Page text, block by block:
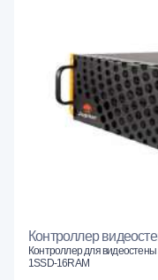
Контроллер
Контроллер для
1SSD-16RAM